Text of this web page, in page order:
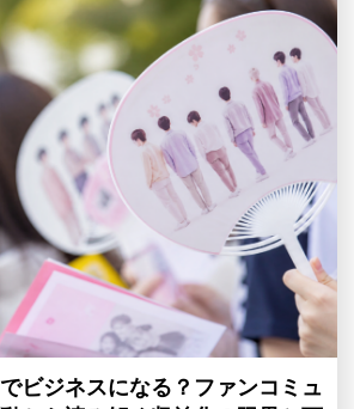
ビジネスになる？ファンコミュ